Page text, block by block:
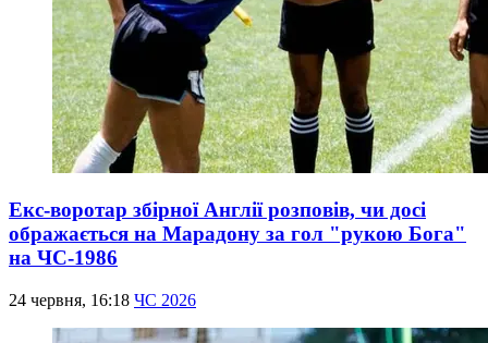
Екс-воротар збірної Англії розповів, чи досі
ображається на Марадону за гол "рукою Бога"
на ЧС-1986
24 червня, 16:18 ЧС 2026